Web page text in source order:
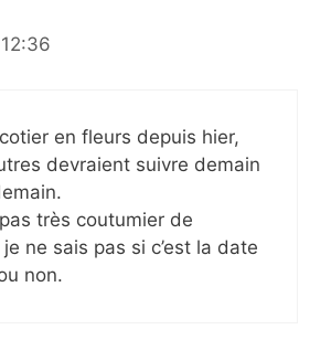
en fleurs depuis hier,
devraient suivre demain
très coutumier de
je ne sais pas si c’est la date
non.